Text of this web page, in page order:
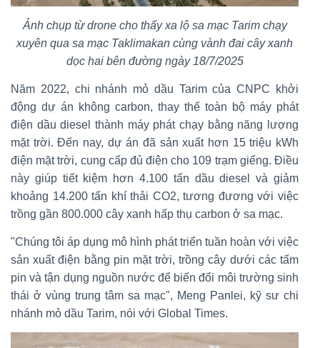
Ảnh chụp từ drone cho thấy xa lộ sa mạc Tarim chạy
xuyên qua sa mạc Taklimakan cùng vành đai cây xanh
dọc hai bên đường ngày 18/7/2025
Năm 2022, chi nhánh mỏ dầu Tarim của CNPC khởi
động dự án không carbon, thay thế toàn bộ máy phát
điện dầu diesel thành máy phát chạy bằng năng lượng
mặt trời. Đến nay, dự án đã sản xuất hơn 15 triệu kWh
điện mặt trời, cung cấp đủ điện cho 109 trạm giếng. Điều
này giúp tiết kiệm hơn 4.100 tấn dầu diesel và giảm
khoảng 14.200 tấn khí thải CO2, tương đương với việc
trồng gần 800.000 cây xanh hấp thụ carbon ở sa mạc.
"Chúng tôi áp dụng mô hình phát triển tuần hoàn với việc
sản xuất điện bằng pin mặt trời, trồng cây dưới các tấm
pin và tận dụng nguồn nước để biến đổi môi trường sinh
thái ở vùng trung tâm sa mạc", Meng Panlei, kỹ sư chi
nhánh mỏ dầu Tarim, nói với Global Times.